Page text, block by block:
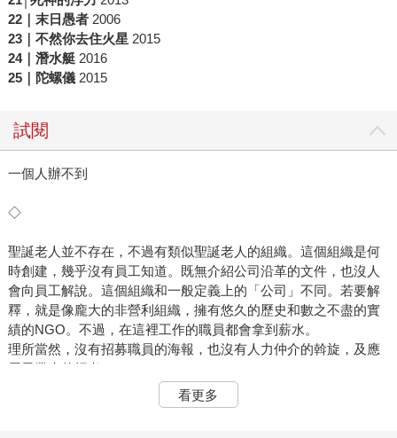
22｜末日愚者2006
23｜不然你去住火星 2015
24｜潛水艇2016
25｜陀螺儀 2015
試閱
一個人辦不到
◇
聖誕老人並不存在，不過有類似聖誕老人的組織。這個組織是何
時創建，幾乎沒有員工知道。既無介紹公司沿革的文件，也沒人
會向員工解說。這個組織和一般定義上的「公司」不同。若要解
釋，就是像龐大的非營利組織，擁有悠久的歷史和數之不盡的實
績的NGO。不過，在這裡工作的職員都會拿到薪水。
理所當然，沒有招募職員的海報，也沒有人力仲介的斡旋，及應
屆畢業生的招考。
一旦人事部門判定某人適合在此工作，就會突然去和對方接觸。
有點像是向站在渋谷街頭的帥哥搭訕「你有興趣踏入演藝圈
看更多